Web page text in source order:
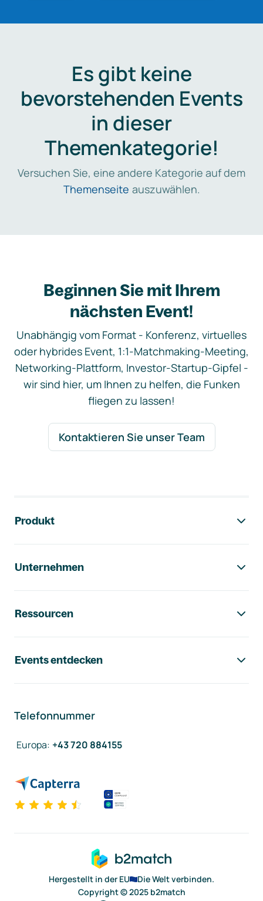
Es gibt keine
bevorstehenden Events
in dieser
Themenkategorie!
Versuchen Sie, eine andere Kategorie auf dem
Themenseite auszuwählen.
Beginnen Sie mit Ihrem
nächsten Event!
Unabhängig vom Format - Konferenz, virtuelles
oder hybrides Event, 1:1-Matchmaking-Meeting,
Networking-Plattform, Investor-Startup-Gipfel -
wir sind hier, um Ihnen zu helfen, die Funken
fliegen zu lassen!
Kontaktieren Sie unser Team
Produkt
Unternehmen
Ressourcen
Events entdecken
Telefonnummer
Europa: +43 720 884155
Hergestellt in der EU
Die Welt verbinden.
Copyright © 2025 b2match